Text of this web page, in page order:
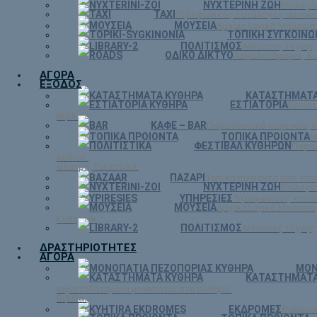
ΝΥΧΤΕΡΙΝΗ ΖΩΗ
ΜΟΥΣΕΙΑΑρχαιολογικό
ΠΟΛΙΤΙΣΜΟΣΑίθουσες
ΑΓΟΡΑ
Βιβλία.
ΤΟΠΙΚΑ ΠΡΟΙΟΝΤΑ
λαδιού.
ΠΑΖΑΡΙ Τοπικά προϊόντα από
ΥΠΗΡΕΣΙΕΣΤηλεφωνικός
Κυθήρων.
ΔΡΑΣΤΗΡΙΟΤΗΤΕΣ
σηματοδοτημένα μονοπάτια στα Κύθηρα.
ΕΚΔΡΟΜΕΣ
TAXI Τηλεφωνικός κατάλογος
ΤΟΠΙΚΗ
ΟΔΙΚΟ ΔΙΚΤΥΟΑσφαλτόδρομοι,
ΕΞΟΔΟΣ
ΕΣΤΙΑΤΟΡΙΑ
ΚΑΦΕ – BARΠαραδοσιακά καφενεία,
ΦΕΣΤΙΒΑΛ ΚΥΘΗΡΩΝ
Θέατρο, Εικαστικά.
ΝΥΧΤΕΡΙΝΗ ΖΩΗ
ΜΟΥΣΕΙΑΑρχαιολογικό
ΠΟΛΙΤΙΣΜΟΣΑίθουσες
ΑΓΟΡΑ
Βιβλία.